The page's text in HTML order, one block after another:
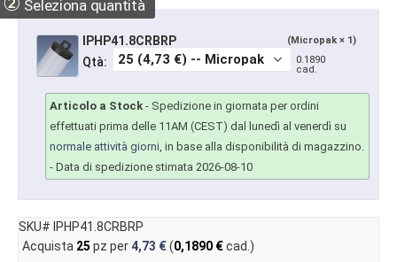
Seleziona quantità
IPHP41.8CRBRP (Micropak × 1)
Qtà:
0.1890
cad.
Articolo a Stock - Spedizione in giornata per ordini
effettuati prima delle 11AM (CEST) dal lunedì al venerdì su
normale attività giorni, in base alla disponibilità di magazzino.
- Data di spedizione stimata 2026-08-10
SKU# IPHP41.8CRBRP
Acquista 25 pz per4,73 €(0,1890 €cad.)